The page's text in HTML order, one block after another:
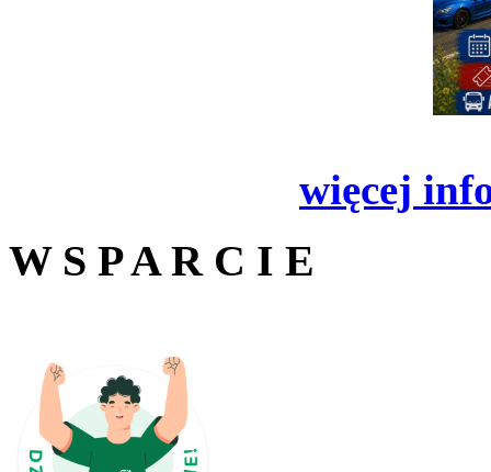
więcej
W S P A R C I E